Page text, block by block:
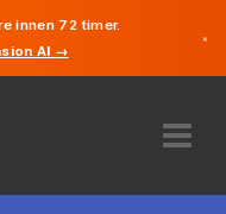
innen 72 timer.
AI →
×